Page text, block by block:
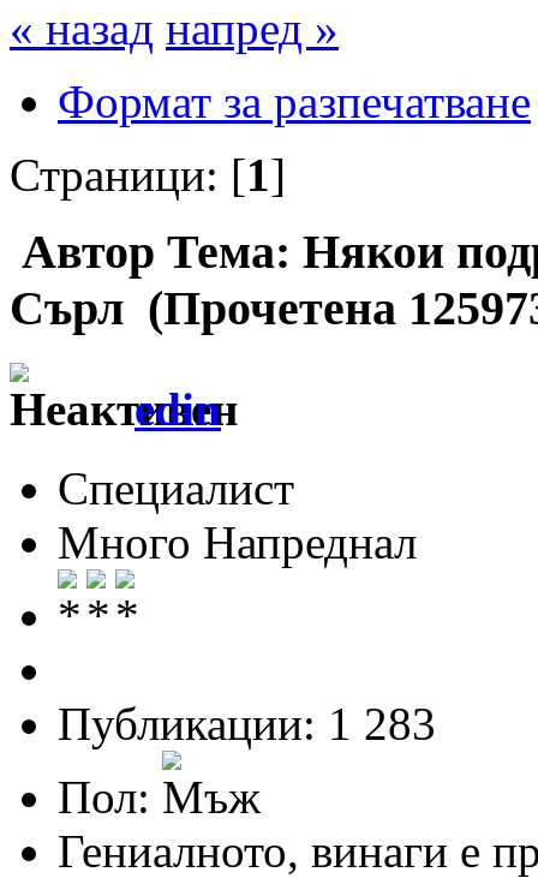
« назад напред »
Формат за разпечатване
Страници: [1]
Автор Тема: Някои
Сърл (Прочетена
edin
Специалист
Много Напреднал
Публикации: 1 283
Пол:
Гениалното, винаги е